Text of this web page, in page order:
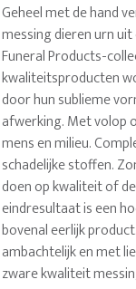
Geheel met de hand
messing dieren urn
Funeral Products-
kwaliteitsproducten
door hun sublieme
afwerking. Met volop
mens en milieu.
schadelijke stoffen.
doen op kwaliteit of
eindresultaat is een
bovenal eerlijk
ambachtelijk en met
zware kwaliteit